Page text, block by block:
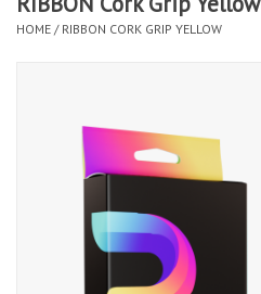
CLUBSHOPS
Afspraak Loop Analyse
HOME / RIBBON CORK GRIP YELLOW